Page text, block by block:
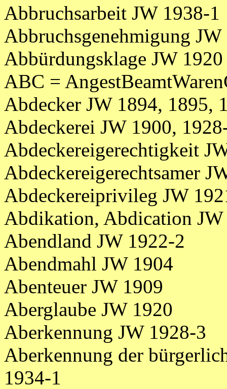
Abbruchsarbeit JW 1938-1
Abbruchsgenehmigung
Abbürdungsklage JW 1920
ABC =
Abdecker JW 1894, 1895,
Abdeckerei JW 1900,
Abdeckereigerechtigkeit
Abdeckereigerechtsamer
Abdeckereiprivileg JW
Abdikation, Abdication JW
Abendland JW 1922-2
Abendmahl JW 1904
Abenteuer JW 1909
Aberglaube JW 1920
Aberkennung JW 1928-3
Aberkennung der
1934-1